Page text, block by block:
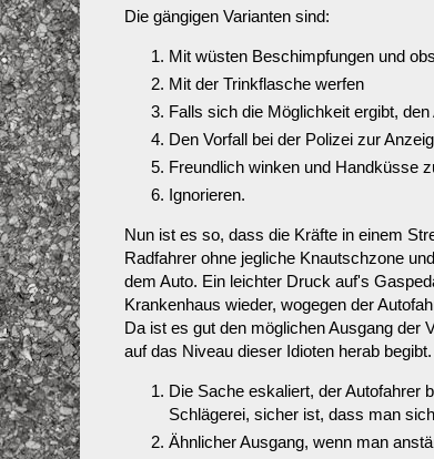
Die gängigen Varianten sind:
Mit wüsten Beschimpfungen und
Mit der Trinkflasche werfen
Falls sich die Möglichkeit ergibt,
Den Vorfall bei der Polizei zur
Freundlich winken und Handküsse
Ignorieren.
Nun ist es so, dass die Kräfte in einem
Radfahrer ohne jegliche Knautschzone
dem Auto. Ein leichter Druck auf's
Krankenhaus wieder, wogegen der
Da ist es gut den möglichen Ausgang der
auf das Niveau dieser Idioten herab begibt.
Die Sache eskaliert, der Autofahrer
Schlägerei, sicher ist, dass man
Ähnlicher Ausgang, wenn man